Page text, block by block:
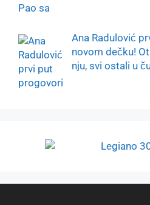
Ana Radulović
novom dečku!
nju, svi ostali u